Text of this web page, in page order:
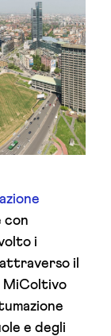
con
i
il
e degli